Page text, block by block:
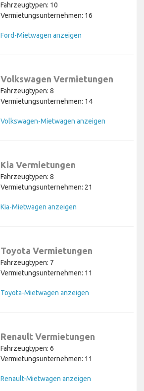
Fahrzeugtypen: 10
Vermietungsunternehmen: 16
Ford-Mietwagen anzeigen
Volkswagen Vermietungen
Fahrzeugtypen: 8
Vermietungsunternehmen: 14
Volkswagen-Mietwagen anzeigen
Kia Vermietungen
Fahrzeugtypen: 8
Vermietungsunternehmen: 21
Kia-Mietwagen anzeigen
Toyota Vermietungen
Fahrzeugtypen: 7
Vermietungsunternehmen: 11
Toyota-Mietwagen anzeigen
Renault Vermietungen
Fahrzeugtypen: 6
Vermietungsunternehmen: 11
Renault-Mietwagen anzeigen